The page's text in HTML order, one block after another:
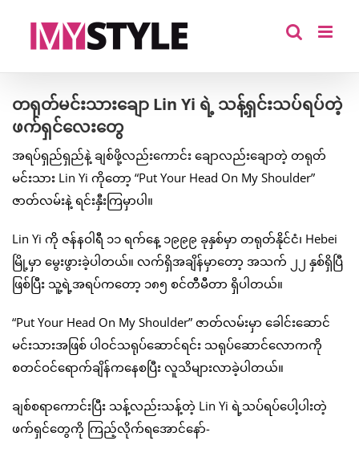
တရုတ်မင်းသားချော Lin Yi ရဲ့ သန့်ရှင်းသပ်ရပ်တဲ့
ဖက်ရှင်လေးတွေ
အရပ်ရှည်ရှည်နဲ့ ချစ်ဖို့လည်းကောင်း ချောလည်းချောတဲ့ တရုတ်
မင်းသား Lin Yi ကိုတော့ “Put Your Head On My Shoulder”
ဇာတ်လမ်းနဲ့ ရင်းနှီးကြမှာပါ။
Lin Yi ကို ဇန်နဝါရီ ၁၁ ရက်နေ့ ၁၉၉၉ ခုနှစ်မှာ တရုတ်နိုင်ငံ၊ Hebei
မြို့မှာ မွေးဖွားခဲ့ပါတယ်။ လက်ရှိအချိန်မှာတော့ အသက် ၂၂ နှစ်ရှိပြီ
ဖြစ်ပြီး သူ့ရဲ့အရပ်ကတော့ ၁၈၅ စင်တီမီတာ ရှိပါတယ်။
“Put Your Head On My Shoulder” ဇာတ်လမ်းမှာ ခေါင်းဆောင်
မင်းသားအဖြစ် ပါဝင်သရုပ်ဆောင်ရင်း သရုပ်ဆောင်လောကကို
စတင်ဝင်ရောက်ချိန်ကနေစပြီး လူသိများလာခဲ့ပါတယ်။
ချစ်စရာကောင်းပြီး သန့်လည်းသန့်တဲ့ Lin Yi ရဲ့သပ်ရပ်ပေါ့ပါးတဲ့
ဖက်ရှင်တွေကို ကြည့်လိုက်ရအောင်နော်-